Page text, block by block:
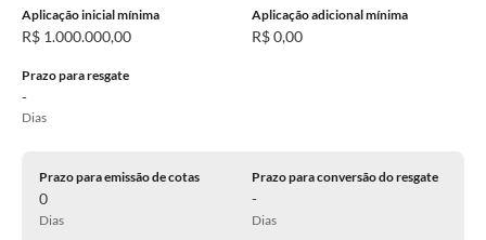
Aplicação inicial mínima
R$ 1.000.000,00
Aplicação adicional mínima
R$ 0,00
Prazo para resgate
-
Dias
Prazo para emissão de cotas
0
Dias
Prazo para conversão do resgate
-
Dias